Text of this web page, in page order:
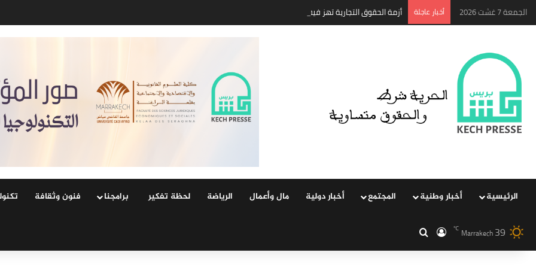
الجمعة 7 غشت 2026 ‏أخبار عاجلة أزمة الحقوق التجارية تهز فيفا.. إنفانتينو يحصل على دعم شكلي وسط تصاعد أسئلة الحوكمة والشفافية
الرئيسية ‏أخبار وطنية المجتمع ‏أخبار دولية مال وأعمال الرياضة لحظة تفكير ‏ ‏برامجنا فنون وثقافة
Marrakech39
℃ ‏الدخولبحث عن